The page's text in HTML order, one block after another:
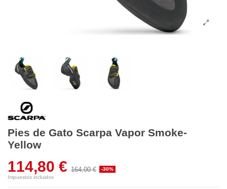
Pies de Gato Scarpa Vapor Smoke-
Yellow
114,80 € 164,00 €
-30%
Impuestos incluidos